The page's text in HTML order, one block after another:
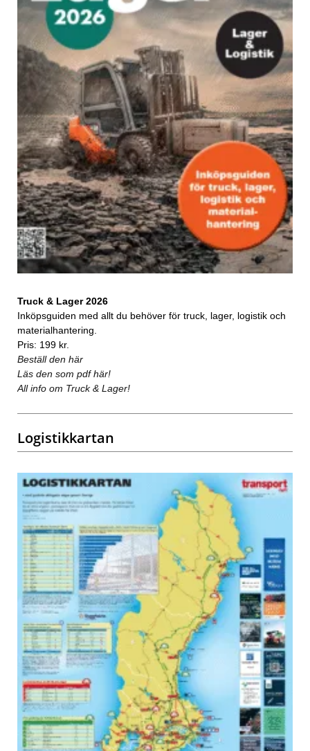
Truck & Lager 2026
Inköpsguiden med allt du behöver för truck, lager, logistik och
materialhantering.
Pris: 199 kr.
Beställ den här
Läs den som pdf här!
All info om Truck & Lager!
Logistikkartan